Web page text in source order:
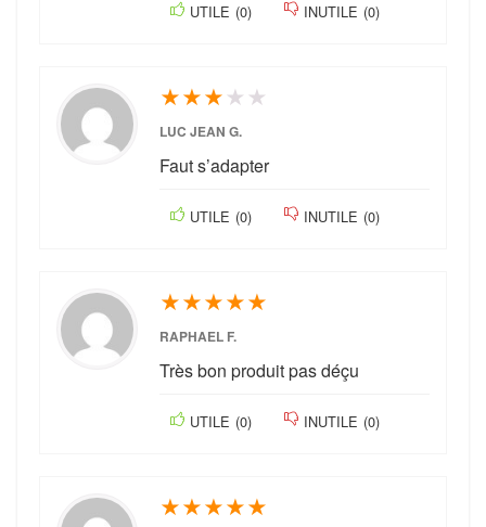
UTILE (0) INUTILE (0)
★★★★ ★
LUC JEAN G.
Faut s’adapter
UTILE (0) INUTILE (0)
★★★★★
RAPHAEL F.
Très bon produit pas déçu
UTILE (0) INUTILE (0)
★★★★★